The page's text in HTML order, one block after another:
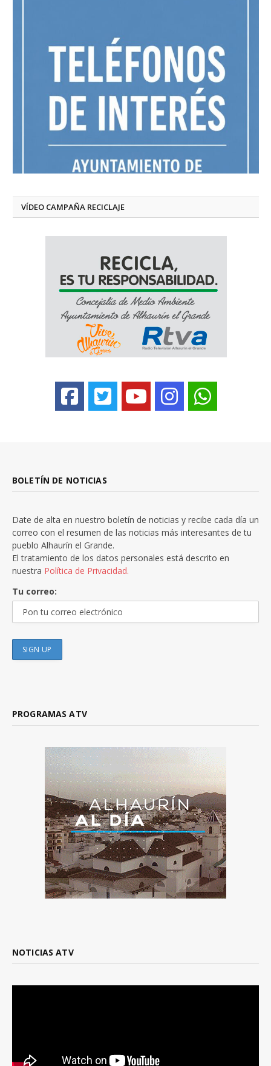
VÍDEO CAMPAÑA RECICLAJE
BOLETÍN DE NOTICIAS
Date de alta en nuestro boletín de noticias y recibe cada día un
correo con el resumen de las noticias más interesantes de tu
pueblo Alhaurín el Grande.
El tratamiento de los datos personales está descrito en
nuestra Política de Privacidad.
Tu correo:
PROGRAMAS ATV
NOTICIAS ATV